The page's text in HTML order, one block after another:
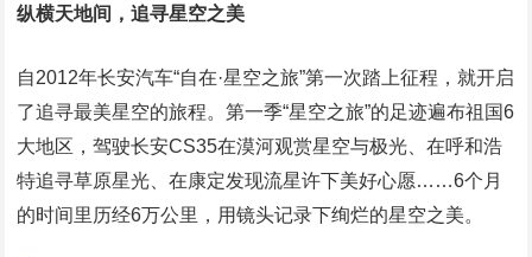
纵横天地间，追寻星空之美
自2012年长安汽车“自在·星空之旅”第一次踏上征程，就开启
了追寻最美星空的旅程。第一季“星空之旅”的足迹遍布祖国6
大地区，驾驶长安CS35在漠河观赏星空与极光、在呼和浩
特追寻草原星光、在康定发现流星许下美好心愿……6个月
的时间里历经6万公里，用镜头记录下绚烂的星空之美。